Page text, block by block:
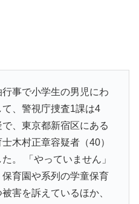
事で小学生の男児にわ
、警視庁捜査1課は4
、東京都新宿区にある
木村正章容疑者（40）
。 「やっていません」
育園や系列の学童保育
害を訴えているほか、